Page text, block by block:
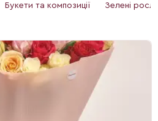
Букети та композиції Зелені